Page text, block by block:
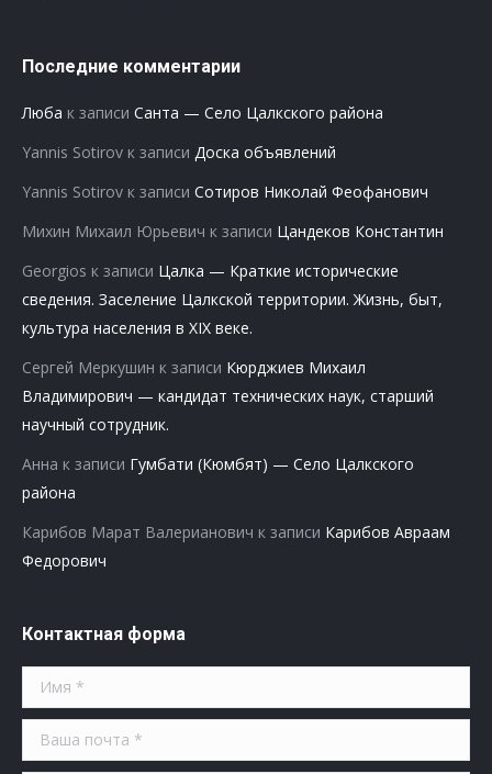
Последние комментарии
Люба к записи Санта — Село Цалкского района
Yannis Sotirov к записи Доска объявлений
Yannis Sotirov к записи Сотиров Николай Феофанович
Михин Михаил Юрьевич к записи Цандеков Константин
Georgios к записи Цалка — Краткие исторические
сведения. Заселение Цалкской территории. Жизнь, быт,
культура населения в XIX веке.
Сергей Меркушин к записи Кюрджиев Михаил
Владимирович — кандидат технических наук, старший
научный сотрудник.
Анна к записи Гумбати (Кюмбят) — Село Цалкского
района
Карибов Марат Валерианович к записи Карибов Авраам
Федорович
Контактная форма
Имя *
Ваша почта *